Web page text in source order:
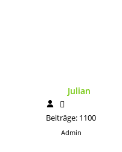
Julian
Beiträge: 1100
Admin